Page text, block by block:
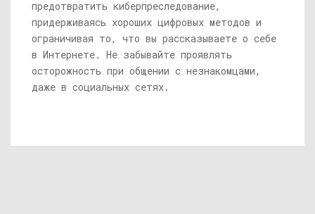
предотвратить киберпреследование,
придерживаясь хороших цифровых методов и
ограничивая то, что вы рассказываете о себе
в Интернете. Не забывайте проявлять
осторожность при общении с незнакомцами,
даже в социальных сетях.